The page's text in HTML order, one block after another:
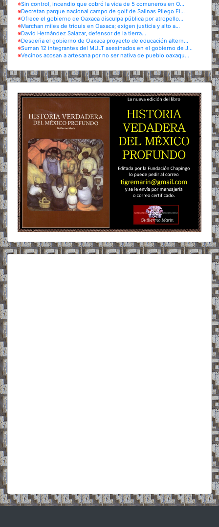
※Sin control, incendio que cobró la vida de 5 comuneros en O...
※Decretan parque nacional campo de golf de Salinas Pliego El...
※Ofrece el gobierno de Oaxaca disculpa pública por atropello...
※Marchan miles de triquis en Oaxaca; exigen justicia y alto a...
※David Hernández Salazar, defensor de la tierra...
※Desdeña el gobierno de Oaxaca proyecto de educación altern...
※Suman 12 integrantes del MULT asesinados en el gobierno de J...
※Vecinos acosan a artesana por no ser nativa de pueblo oaxaqu...